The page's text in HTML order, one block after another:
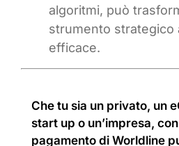
algoritmi, può
strumento strategico
efficace.
Che tu sia un privato, un
start up o un’impresa,
pagamento di Worldline